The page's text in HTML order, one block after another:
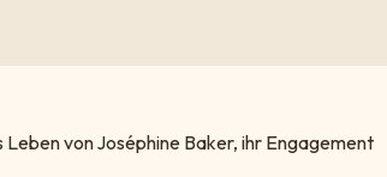
Leben von Joséphine Baker, ihr Engagement